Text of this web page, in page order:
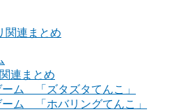
関連まとめ
連まとめ
ム 「ズタズタてんこ」
ム 「ホバリングてんこ」